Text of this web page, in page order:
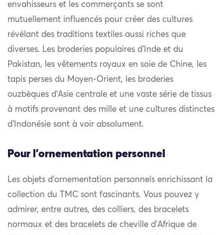
envahisseurs et les commerçants se sont
mutuellement influencés pour créer des cultures
révélant des traditions textiles aussi riches que
diverses. Les broderies populaires d’Inde et du
Pakistan, les vêtements royaux en soie de Chine, les
tapis perses du Moyen-Orient, les broderies
ouzbèques d’Asie centrale et une vaste série de tissus
à motifs provenant des mille et une cultures distinctes
d’Indonésie sont à voir absolument.
Pour l'ornementation personnel
Les objets d’ornementation personnels enrichissant la
collection du TMC sont fascinants. Vous pouvez y
admirer, entre autres, des colliers, des bracelets
normaux et des bracelets de cheville d’Afrique de